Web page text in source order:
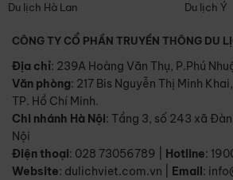
Du lịch Hà Lan
Du lịch Ý
CÔNG TY CỔ PHẦN TRUYỀN THÔNG DU
Địa chỉ: 239A Hoàng Văn Thụ, P.Phú
Văn phòng: 217 Bis Nguyễn Thị Minh
TP. Hồ Chí Minh.
Chi nhánh Hà Nội: Tầng 3, số 243 xã
Nội
Điện thoại: 028 73056789 Hotline:
Website: dulichviet.com.vn Email: